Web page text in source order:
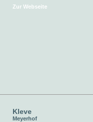
Zur Webseite
Kleve
Meyerhof